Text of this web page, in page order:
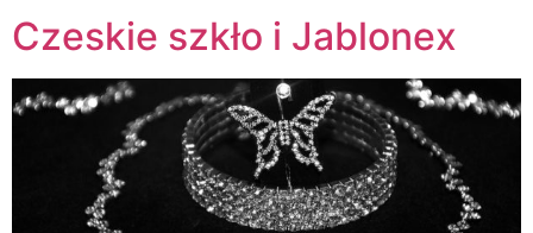
Czeskie szkło i Jablonex